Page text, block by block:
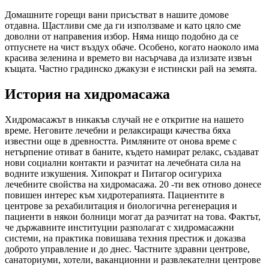
Домашните горещи вани присъстват в нашите домове
отдавна. Щастливи сме да ги използваме и като цяло сме
доволни от направения избор. Няма нищо подобно да се
отпуснете на чист въздух обаче. Особено, когато наоколо има
красива зеленина и времето ви насърчава да излизате извън
къщата. Частно градинско джакузи е истински рай на земята.
История на хидромасажа
Хидромасажът в никакъв случай не е откритие на нашето
време. Неговите лечебни и релаксиращи качества бяха
известни още в древността. Римляните от онова време с
нетърпение отиват в баните, където намират релакс, създават
нови социални контакти и разчитат на лечебната сила на
водните изкушения. Хипократ и Питагор осигуриха
лечебните свойства на хидромасажа. 20 -ти век отново донесе
повишен интерес към хидротерапията. Пациентите в
центрове за рехабилитация и биологична регенерация и
пациенти в някои болници могат да разчитат на това. Фактът,
че държавните институции разполагат с хидромасажни
системи, на практика повишава техния престиж и доказва
доброто управление и до днес. Частните здравни центрове,
санаториуми, хотели, ваканционни и развлекателни центрове